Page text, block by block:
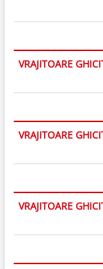
VRAJITOARE
VRAJITOARE
VRAJITOARE